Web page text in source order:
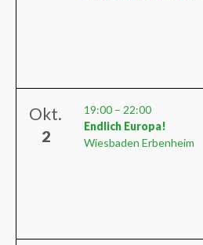
Okt.
2
19:00 – 22:00
Endlich Europa!
Wiesbaden Erbenheim